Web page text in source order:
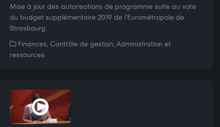
Mise à jour des autorisations de programme suite au vote
du budget supplémentaire 2019 de l'Eurométropole de
Strasbourg.
Finances, Contrôle de gestion, Administration et
ressources